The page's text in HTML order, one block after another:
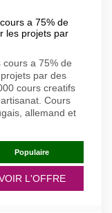
a 75% de
les projets par
a 75% de
par des
cours creatifs
Cours
allemand et
Populaire
L'OFFRE